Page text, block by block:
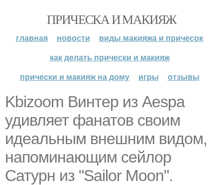
ПРИЧЕСКА И МАКИЯЖ
главная новости
виды макияжа и причесок
как делать прически и макияж
прически и макияж на дому
игры отзывы
Kbizoom Винтер из Aespa
удивляет фанатов своим
идеальным внешним видом,
напоминающим сейлор
Сатурн из "Sailor Moon".